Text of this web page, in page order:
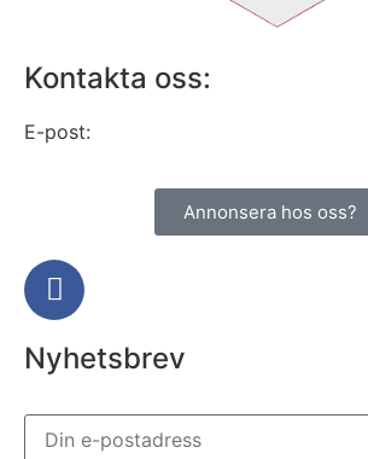
Kontakta oss:
E-post:
Annonsera hos oss?
Nyhetsbrev